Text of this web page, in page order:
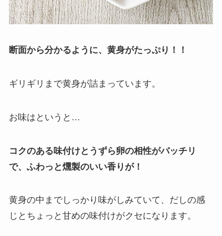
断面から分かるように、黄身がたっぷり！！
ギリギリまで黄身が詰まっています。
お味はというと…
コクのある味付けとうずら卵の相性がバッチリ
で、ふわっと燻製のいい香りが！
黄身の中までしっかり味がしみていて、だしの感
じとちょっと甘めの味付けがクセになります。